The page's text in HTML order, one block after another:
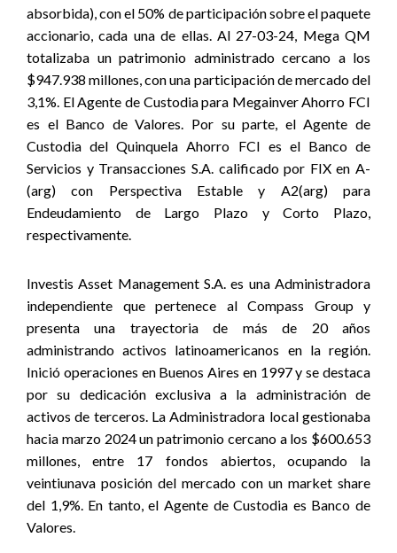
absorbida), con el 50% de participación sobre el paquete
accionario, cada una de ellas. Al 27-03-24, Mega QM
totalizaba un patrimonio administrado cercano a los
$947.938 millones, con una participación de mercado del
3,1%. El Agente de Custodia para Megainver Ahorro FCI
es el Banco de Valores. Por su parte, el Agente de
Custodia del Quinquela Ahorro FCI es el Banco de
Servicios y Transacciones S.A. calificado por FIX en A-
(arg) con Perspectiva Estable y A2(arg) para
Endeudamiento de Largo Plazo y Corto Plazo,
respectivamente.
Investis Asset Management S.A. es una Administradora
independiente que pertenece al Compass Group y
presenta una trayectoria de más de 20 años
administrando activos latinoamericanos en la región.
Inició operaciones en Buenos Aires en 1997 y se destaca
por su dedicación exclusiva a la administración de
activos de terceros. La Administradora local gestionaba
hacia marzo 2024 un patrimonio cercano a los $600.653
millones, entre 17 fondos abiertos, ocupando la
veintiunava posición del mercado con un market share
del 1,9%. En tanto, el Agente de Custodia es Banco de
Valores.